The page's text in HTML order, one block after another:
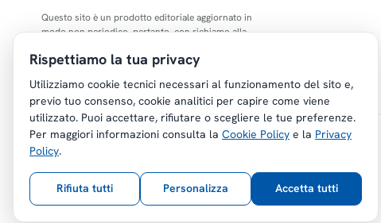
Questo sito è un prodotto editoriale aggiornato in
modo non periodico, pertanto, con richiamo alla
obblighi di registrazione di cui all'art. 5 della L.
Planus Group Srl - P.I. IT03584100238
Rispettiamo la tua privacy
Utilizziamo cookie tecnici necessari al funzionamento del sito e,
previo tuo consenso, cookie analitici per capire come viene
utilizzato. Puoi accettare, rifiutare o scegliere le tue preferenze.
Per maggiori informazioni consulta la Cookie Policy e la Privacy
Policy.
Rifiuta tutti Personalizza Accetta tutti